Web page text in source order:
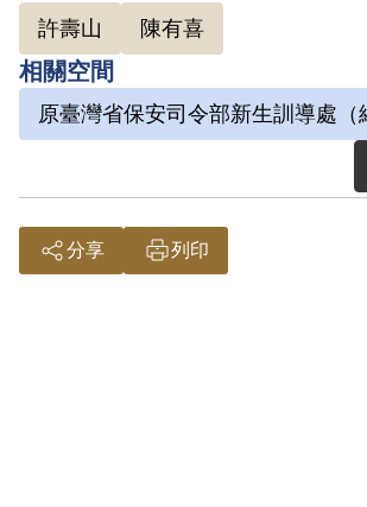
許壽山 陳有喜
相關空間
原臺灣省保安司令部新生訓導處（
分享 列印